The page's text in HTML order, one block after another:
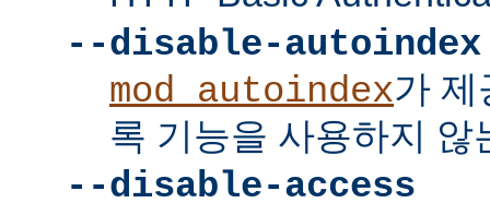
--disable-autoindex
mod_autoindex가 제
록 기능을 사용하지 않
--disable-access